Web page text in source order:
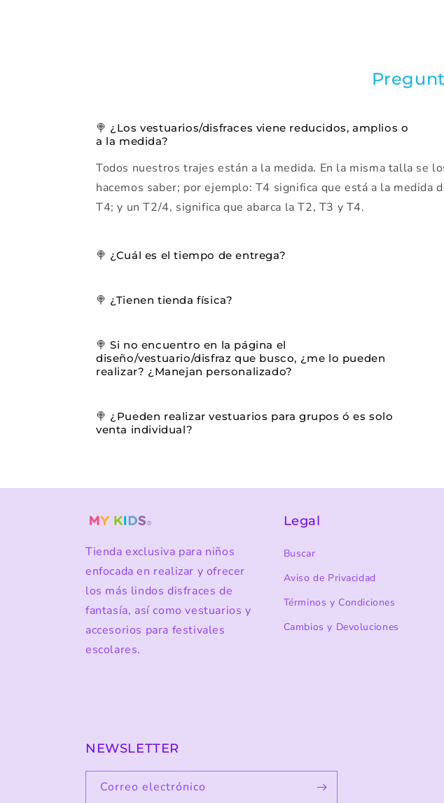
🍭 ¿Los vestuarios/disfraces viene reducidos, amplios o
a la medida?
Todos nuestros trajes están a la medida. En la misma talla se
hacemos saber; por ejemplo: T4 significa que está a la medida
T4; y un T2/4, significa que abarca la T2, T3 y T4.
🍭 ¿Cuál es el tiempo de entrega?
🍭 ¿Tienen tienda física?
🍭 Si no encuentro en la página el
diseño/vestuario/disfraz que busco, ¿me lo pueden
realizar? ¿Manejan personalizado?
🍭 ¿Pueden realizar vestuarios para grupos ó es solo
venta individual?
Tienda exclusiva para niños
enfocada en realizar y ofrecer
los más lindos disfraces de
fantasía, así como vestuarios y
accesorios para festivales
escolares.
Legal
Buscar
Aviso de Privacidad
Términos y Condiciones
Cambios y Devoluciones
NEWSLETTER
Correo electrónico